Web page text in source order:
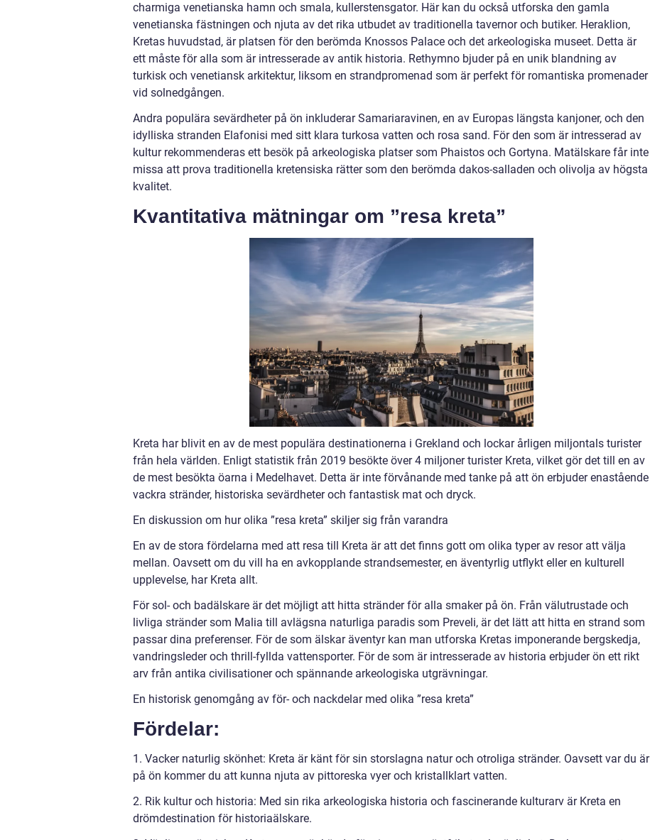
charmiga venetianska hamn och smala, kullerstensgator. Här kan du också utforska den gamla
venetianska fästningen och njuta av det rika utbudet av traditionella tavernor och butiker. Heraklion,
Kretas huvudstad, är platsen för den berömda Knossos Palace och det arkeologiska museet. Detta är
ett måste för alla som är intresserade av antik historia. Rethymno bjuder på en unik blandning av
turkisk och venetiansk arkitektur, liksom en strandpromenad som är perfekt för romantiska promenader
vid solnedgången.
Andra populära sevärdheter på ön inkluderar Samariaravinen, en av Europas längsta kanjoner, och den
idylliska stranden Elafonisi med sitt klara turkosa vatten och rosa sand. För den som är intresserad av
kultur rekommenderas ett besök på arkeologiska platser som Phaistos och Gortyna. Matälskare får inte
missa att prova traditionella kretensiska rätter som den berömda dakos-salladen och olivolja av högsta
kvalitet.
Kvantitativa mätningar om ”resa kreta”
Kreta har blivit en av de mest populära destinationerna i Grekland och lockar årligen miljontals turister
från hela världen. Enligt statistik från 2019 besökte över 4 miljoner turister Kreta, vilket gör det till en av
de mest besökta öarna i Medelhavet. Detta är inte förvånande med tanke på att ön erbjuder enastående
vackra stränder, historiska sevärdheter och fantastisk mat och dryck.
En diskussion om hur olika ”resa kreta” skiljer sig från varandra
En av de stora fördelarna med att resa till Kreta är att det finns gott om olika typer av resor att välja
mellan. Oavsett om du vill ha en avkopplande strandsemester, en äventyrlig utflykt eller en kulturell
upplevelse, har Kreta allt.
För sol- och badälskare är det möjligt att hitta stränder för alla smaker på ön. Från välutrustade och
livliga stränder som Malia till avlägsna naturliga paradis som Preveli, är det lätt att hitta en strand som
passar dina preferenser. För de som älskar äventyr kan man utforska Kretas imponerande bergskedja,
vandringsleder och thrill-fyllda vattensporter. För de som är intresserade av historia erbjuder ön ett rikt
arv från antika civilisationer och spännande arkeologiska utgrävningar.
En historisk genomgång av för- och nackdelar med olika ”resa kreta”
Fördelar:
1. Vacker naturlig skönhet: Kreta är känt för sin storslagna natur och otroliga stränder. Oavsett var du är
på ön kommer du att kunna njuta av pittoreska vyer och kristallklart vatten.
2. Rik kultur och historia: Med sin rika arkeologiska historia och fascinerande kulturarv är Kreta en
drömdestination för historiaälskare.